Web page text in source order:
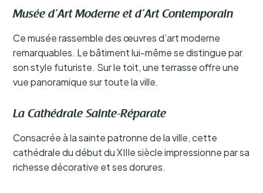
Musée d’Art Moderne et d’Art Contemporain
Ce musée rassemble des œuvres d’art moderne
remarquables. Le bâtiment lui-même se distingue par
son style futuriste. Sur le toit, une terrasse offre une
vue panoramique sur toute la ville.
La Cathédrale Sainte-Réparate
Consacrée à la sainte patronne de la ville, cette
cathédrale du début du XIIIe siècle impressionne par sa
richesse décorative et ses dorures.